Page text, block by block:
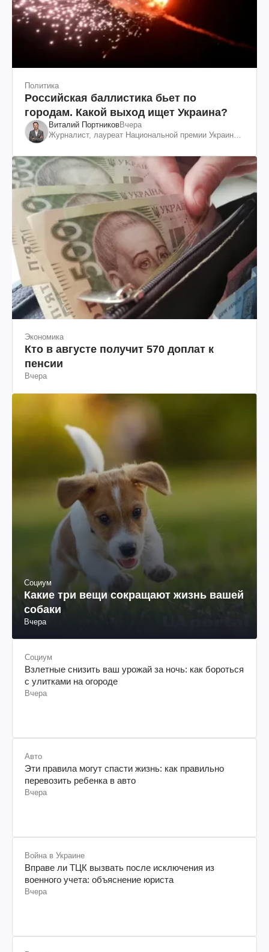
Политика
Российская баллистика бьет по
городам. Какой выход ищет Украина?
Виталий ПортниковВчера
Журналист, лауреат Национальной премии Украины
Экономика
Кто в августе получит 570 доплат к
пенсии
Вчера
Социум
Какие три вещи сокращают жизнь вашей
собаки
Вчера
Социум
Взлетные снизить ваш урожай за ночь: как бороться
с улитками на огороде
Вчера
Авто
Эти правила могут спасти жизнь: как правильно
перевозить ребенка в авто
Вчера
Война в Украине
Вправе ли ТЦК вызвать после исключения из
военного учета: объяснение юриста
Вчера